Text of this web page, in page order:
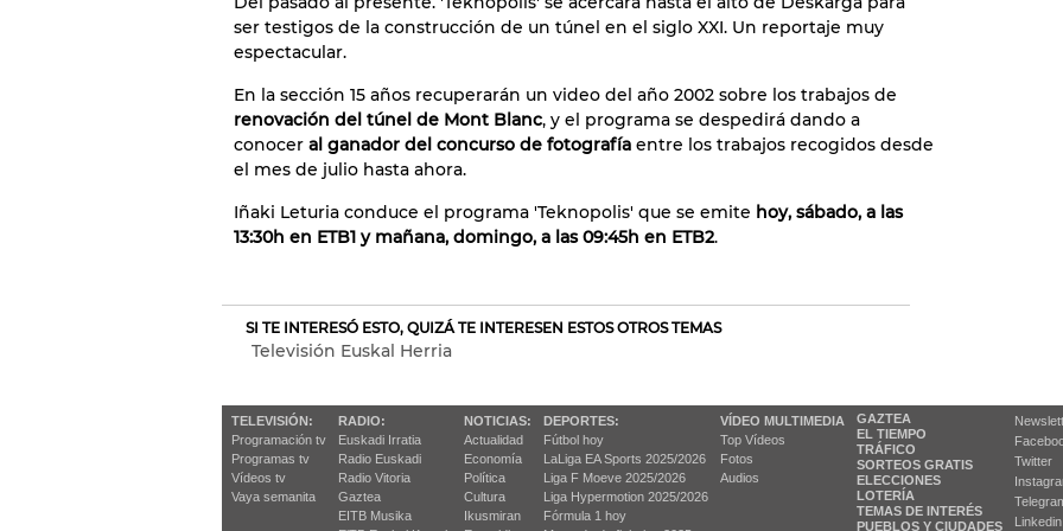
ser testigos de la construcción de un túnel en el siglo XXI. Un reportaje muy
espectacular.
En la sección 15 años recuperarán un video del año 2002 sobre los trabajos de
renovación del túnel de Mont Blanc, y el programa se despedirá dando a
conocer al ganador del concurso de fotografía entre los trabajos recogidos desde
el mes de julio hasta ahora.
Iñaki Leturia conduce el programa 'Teknopolis' que se emite hoy, sábado, a las
13:30h en ETB1 y mañana, domingo, a las 09:45h en ETB2.
SI TE INTERESÓ ESTO, QUIZÁ TE INTERESEN ESTOS OTROS TEMAS
Televisión Euskal Herria
TELEVISIÓN:
Programación tv
Programas tv
Vídeos tv
Vaya semanita
RADIO:
Euskadi Irratia
Radio Euskadi
Radio Vitoria
Gaztea
EITB Musika
NOTICIAS:
Actualidad
Economía
Política
Cultura
Ikusmiran
DEPORTES:
Fútbol hoy
LaLiga EA Sports 2025/2026
Liga F Moeve 2025/2026
Liga Hypermotion 2025/2026
Fórmula 1 hoy
VÍDEO MULTIMEDIA
Top Vídeos
Fotos
Audios
GAZTEA
EL TIEMPO
TRÁFICO
SORTEOS GRATIS
ELECCIONES
LOTERÍA
TEMAS DE INTERÉS
PUEBLOS Y CIUDADES
Twitter
Linkedin